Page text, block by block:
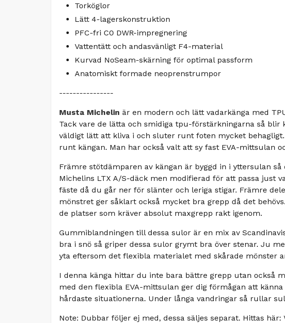
Torköglor
Lätt 4-lagerskonstruktion
PFC-fri C0 DWR-impregnering
Vattentätt och andasvänligt F4-material
Kurvad NoSeam-skärning för optimal passform
Anatomiskt formade neoprenstrumpor
----------------
Musta Michelin är en modern och lätt vadarkänga med
Tack vare de lätta och smidiga tpu-förstärkningarna så
väldigt lätt att kliva i och sluter runt foten mycket
runt kängan. Man har också valt att sy fast EVA-mittsulan
Främre stötdämparen av kängan är byggd in i yttersulan
Michelins LTX A/S-däck men modifierad för att passa just
fäste då du går ner för slänter och leriga stigar. Främre
mönstret ger såklart också mycket bra grepp då det
de platser som kräver absolut maxgrepp rakt igenom.
Gummiblandningen till dessa sulor är en mix av
bra i snö så griper dessa sulor grymt bra över stenar. Ju
yta eftersom det flexibla materialet med skårade mönster
I denna känga hittar du inte bara bättre grepp utan också
med den flexibla EVA-mittsulan ger dig förmågan att
hårdaste situationerna. Under långa vandringar så rullar
Note: Dubbar följer ej med, dessa säljes separat. Hittas här: